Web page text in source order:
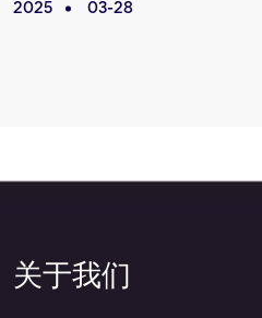
2025 03-28
关于我们